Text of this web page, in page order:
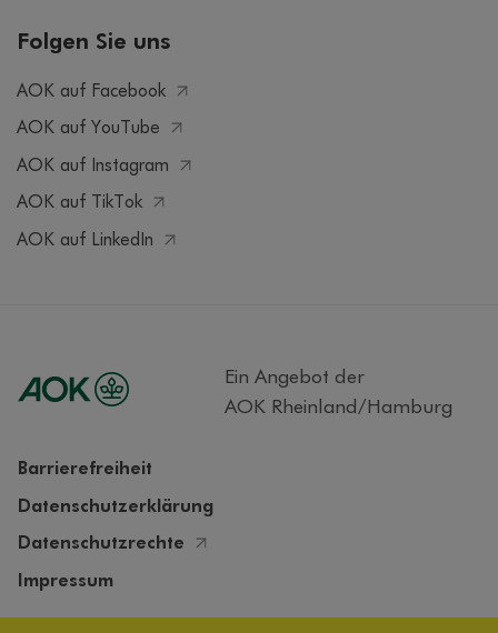
Folgen Sie uns
AOK auf Facebook
AOK auf YouTube
AOK auf Instagram
AOK auf TikTok
AOK auf LinkedIn
Ein Angebot der
AOK Rheinland/Hamburg
Barrierefreiheit
Datenschutzerklärung
Datenschutzrechte
Impressum